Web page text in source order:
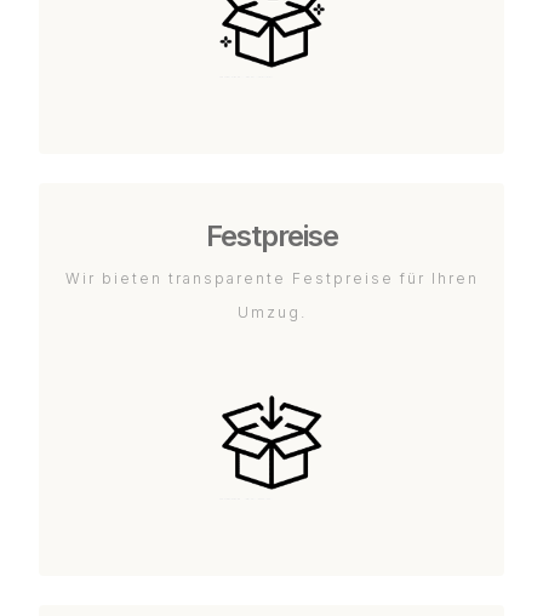
Festpreise
Wir bieten transparente Festpreise für Ihren
Umzug.